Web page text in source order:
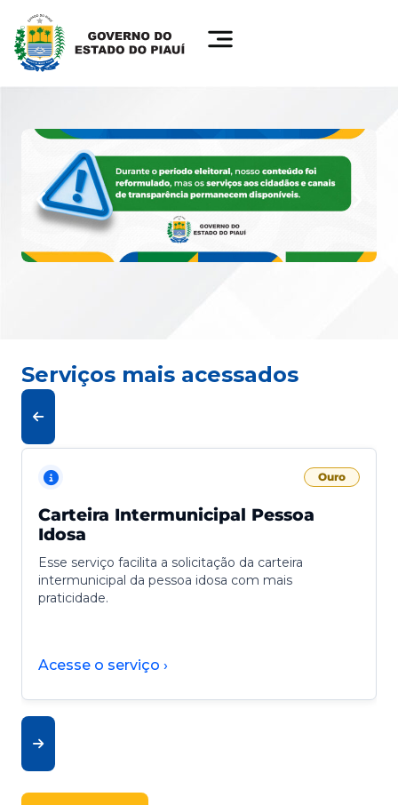
Serviços mais acessados
Ouro
Carteira Intermunicipal Pessoa
Idosa
Esse serviço facilita a solicitação da carteira
intermunicipal da pessoa idosa com mais
praticidade.
Acesse o serviço ›